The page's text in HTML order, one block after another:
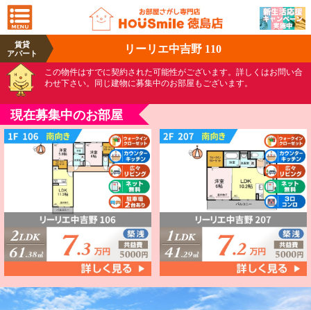
賃貸
アパート
リーリエ中吉野 110
この物件はすでに契約された可能性がございます。詳しくはお問い合
わせ下さい。同じ建物に募集中のお部屋もございます。
現在募集中のお部屋